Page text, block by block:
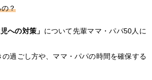
の？
への対策」 について先輩ママ・パパ50人に
の過ごし方や、ママ・パパの時間を確保する